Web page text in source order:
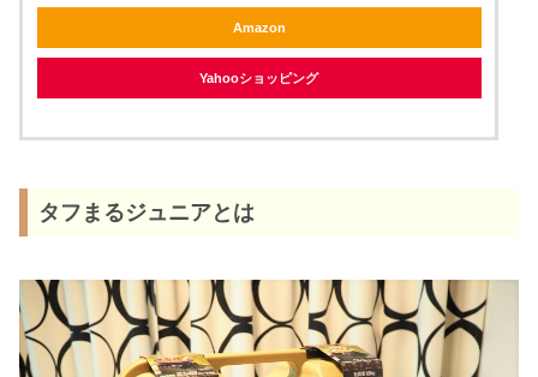
Amazon
Yahooショッピング
タフまるジュニアとは